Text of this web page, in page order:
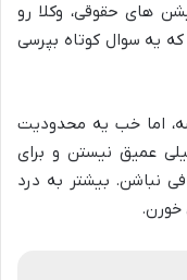
های حقوقی، وکلا رو
یه سوال کوتاه بپرسی
اما خب یه محدودیت
عمیق نیستن و برای
نباشن. بیشتر به درد
خورن.